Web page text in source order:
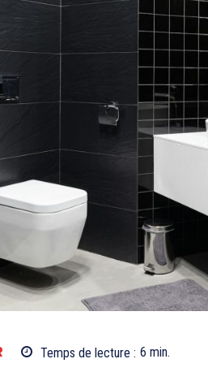
Temps de lecture : 6 min.